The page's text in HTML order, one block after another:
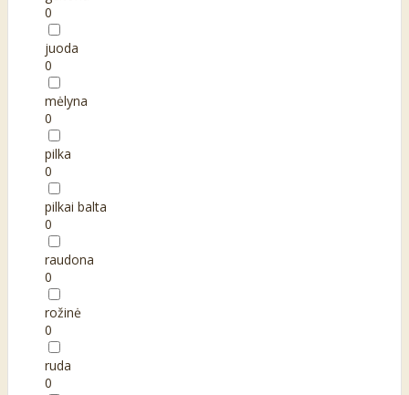
0
juoda
0
mėlyna
0
pilka
0
pilkai balta
0
raudona
0
rožinė
0
ruda
0